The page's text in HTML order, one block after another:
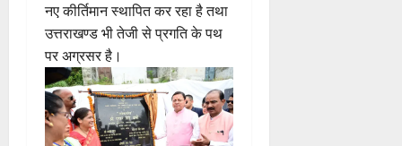
नए कीर्तिमान स्थापित कर रहा है तथा
उत्तराखण्ड भी तेजी से प्रगति के पथ
पर अग्रसर है।